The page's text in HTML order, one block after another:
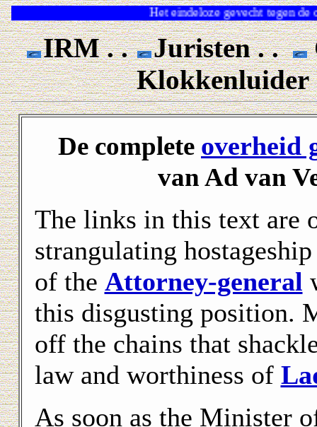
Het eindeloze
IRM . . Juristen . .
Klokkenluider
De complete overheid
van Ad van
The links in this text are
strangulating
of the Attorney-general
this disgusting position.
off the chains that
law and worthiness of
As soon as the Minister